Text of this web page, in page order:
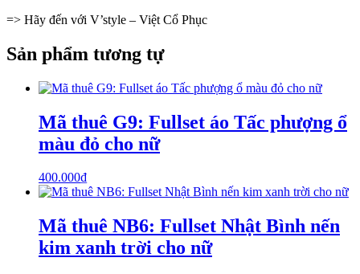
=> Hãy đến với V’style – Việt Cổ Phục
Sản phẩm tương tự
Mã thuê G9: Fullset áo Tấc phượng ổ
màu đỏ cho nữ
400.000₫
Mã thuê NB6: Fullset Nhật Bình nến
kim xanh trời cho nữ